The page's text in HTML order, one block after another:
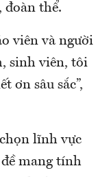
đoàn thể.
viên và người
sinh viên, tôi
ơn sâu sắc”,
lĩnh vực
đề mang tính